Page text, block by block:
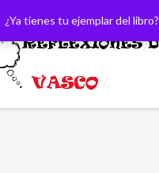
¿Ya tienes tu ejemplar del libro?